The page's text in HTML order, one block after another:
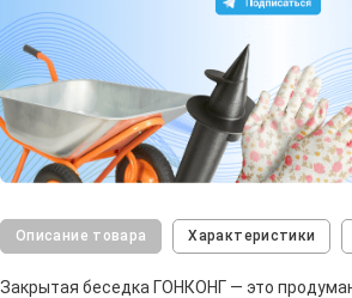
Описание товара Характеристики
Закрытая беседка ГОНКОНГ — это